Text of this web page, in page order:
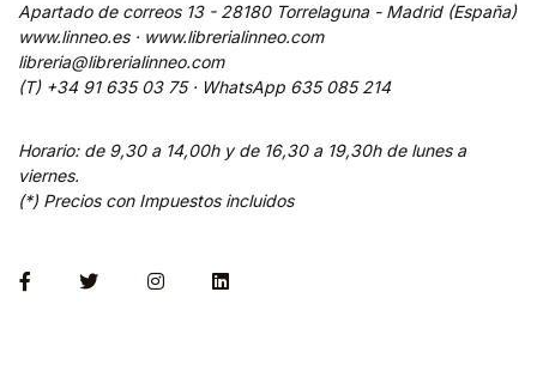
Apartado de correos 13 - 28180 Torrelaguna - Madrid (España)
www.linneo.es · www.librerialinneo.com
libreria@librerialinneo.com
(T) +34 91 635 03 75 · WhatsApp 635 085 214
Horario: de 9,30 a 14,00h y de 16,30 a 19,30h de lunes a
viernes.
(*) Precios con Impuestos incluidos